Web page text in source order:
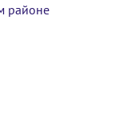
районе